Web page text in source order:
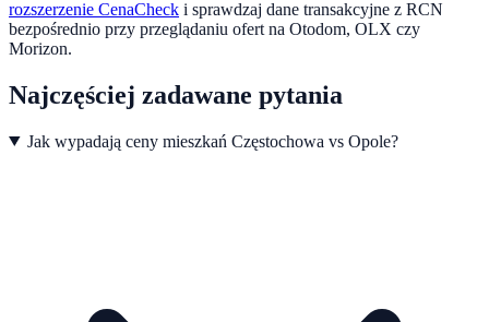
rozszerzenie CenaCheck i sprawdzaj dane transakcyjne z RCN
bezpośrednio przy przeglądaniu ofert na Otodom, OLX czy
Morizon.
Najczęściej zadawane pytania
Jak wypadają ceny mieszkań Częstochowa vs Opole?